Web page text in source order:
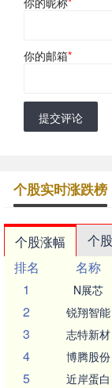
你的邮箱*
提交评论
个股实时涨跌榜
个股涨幅 个
排名
名称
1
N展芯
2 锐翔智能
3 志特新材
4 博腾股份
5 近岸蛋白